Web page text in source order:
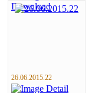
26.06.2015.22